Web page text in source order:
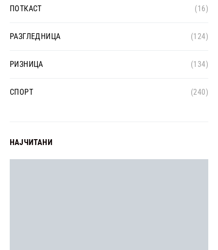
ПОТКАСТ (16)
РАЗГЛЕДНИЦА (124)
РИЗНИЦА (134)
СПОРТ (240)
НАЈЧИТАНИ